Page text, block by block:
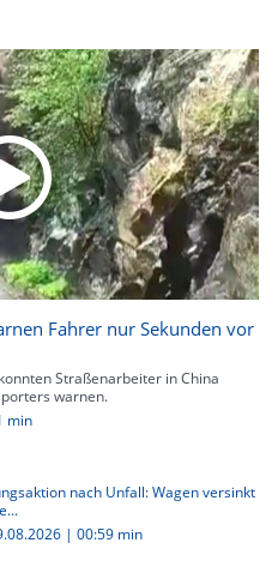
Fahrer nur Sekunden vor
Straßenarbeiter in China
warnen.
min
nach Unfall: Wagen versinkt
| 00:59 min